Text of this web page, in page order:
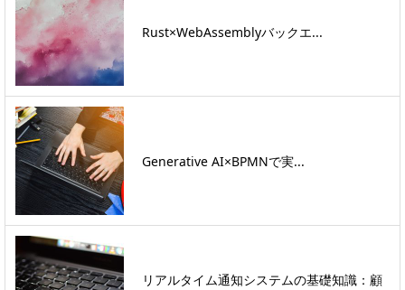
Rust×WebAssemblyバックエ...
Generative AI×BPMNで実...
リアルタイム通知システムの基礎知識：顧